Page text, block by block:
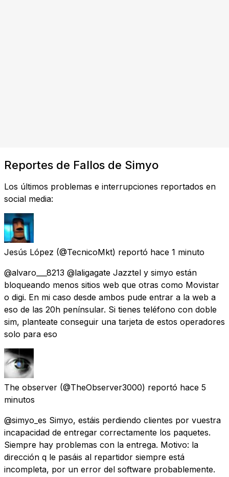
Reportes de Fallos de Simyo
Los últimos problemas e interrupciones reportados en
social media:
Jesús López (@TecnicoMkt) reportó hace 1 minuto
@alvaro___8213 @laligagate Jazztel y simyo están
bloqueando menos sitios web que otras como Movistar
o digi. En mi caso desde ambos pude entrar a la web a
eso de las 20h penínsular. Si tienes teléfono con doble
sim, planteate conseguir una tarjeta de estos operadores
solo para eso
The observer (@TheObserver3000) reportó hace 5
minutos
@simyo_es Simyo, estáis perdiendo clientes por vuestra
incapacidad de entregar correctamente los paquetes.
Siempre hay problemas con la entrega. Motivo: la
dirección q le pasáis al repartidor siempre está
incompleta, por un error del software probablemente.